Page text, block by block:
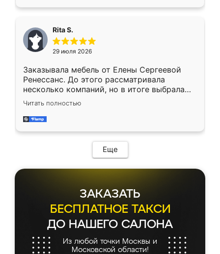
каких-либо доработок. Качеством осталась
довольна, все выглядит так, как и ожидала.
Rita S.
29 июля 2026
Заказывала мебель от Елены Сергеевой
Ренессанс. До этого рассматривала
несколько компаний, но в итоге выбрала
эту. Сначала обговорили условия, потом
приехал замерщик, всё спокойно объяснил
и снял размеры. Изготовили в срок, с
мебель сразу встала на свое место без
каких-либо доработок. Качеством осталась
довольна, все выглядит так, как и ожидала.
Читать полностью
Еще
ЗАКАЗАТЬ
БЕСПЛАТНОЕ ТАКСИ
ДО НАШЕГО САЛОНА
Из любой точки Москвы и
Московской области!